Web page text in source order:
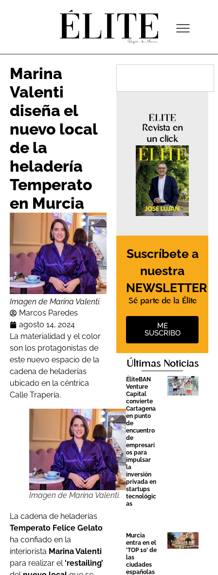
Marina
Valenti
diseña el
nuevo local
de la
heladería
Temperato
en Murcia
Imagen de Marina Valenti.
Marcos Paredes
agosto 14, 2024
La materialidad y el color
son los protagonistas de
este nuevo espacio de la
cadena de heladerías
ubicado en la céntrica
Calle Trapería.
Imagen de Marina Valenti.
La cadena de heladerías
Temperato Felice Gelato
ha confiado en la
interiorista Marina Valenti
para realizar el‘restailing’
Revista en
un click
Suscríbete a
nuestra
NEWSLETTER
Sé parte de la Élite
ME
SUSCRIBO
Últimas Noticias
ÉliteBAN
Venture
Capital
convierte
Cartagena
en punto
de
encuentro
de
empresari
os para
impulsar
la
inversión
privada en
startups
tecnológic
as
Murcia
entra en el
‘TOP 10’ de
las
ciudades
españolas